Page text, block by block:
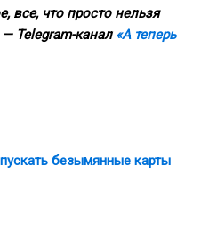
все, что просто нельзя
— Telegram-канал «А теперь
безымянные карты